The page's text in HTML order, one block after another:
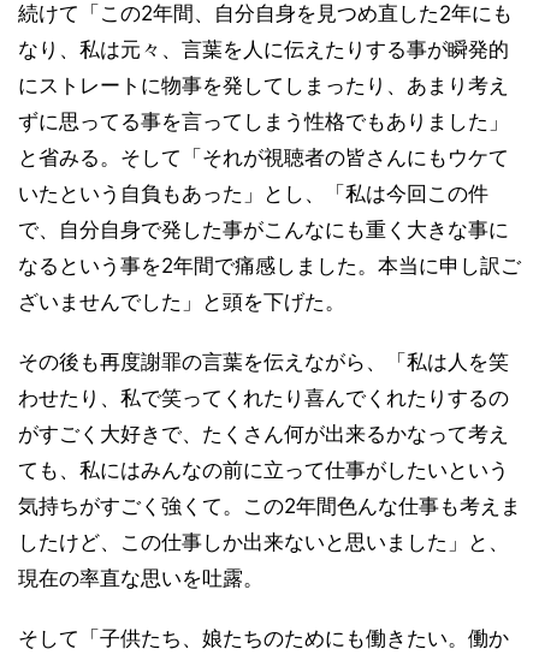
続けて「この2年間、自分自身を見つめ直した2年にも
なり、私は元々、言葉を人に伝えたりする事が瞬発的
にストレートに物事を発してしまったり、あまり考え
ずに思ってる事を言ってしまう性格でもありました」
と省みる。そして「それが視聴者の皆さんにもウケて
いたという自負もあった」とし、「私は今回この件
で、自分自身で発した事がこんなにも重く大きな事に
なるという事を2年間で痛感しました。本当に申し訳ご
ざいませんでした」と頭を下げた。
その後も再度謝罪の言葉を伝えながら、「私は人を笑
わせたり、私で笑ってくれたり喜んでくれたりするの
がすごく大好きで、たくさん何が出来るかなって考え
ても、私にはみんなの前に立って仕事がしたいという
気持ちがすごく強くて。この2年間色んな仕事も考えま
したけど、この仕事しか出来ないと思いました」と、
現在の率直な思いを吐露。
そして「子供たち、娘たちのためにも働きたい。働か